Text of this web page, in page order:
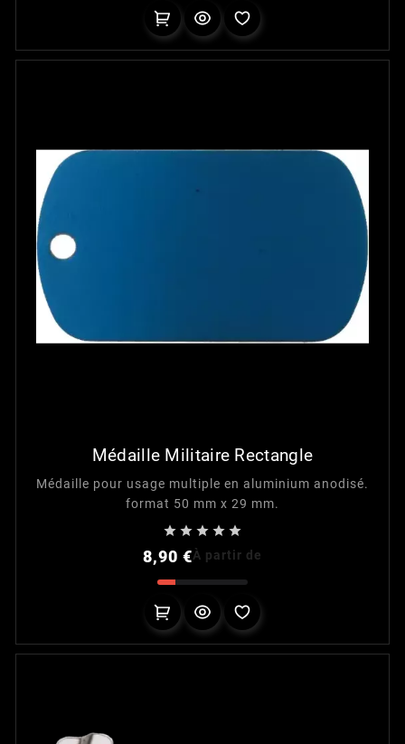
Médaille Militaire Rectangle
Médaille pour usage multiple en aluminium anodisé.
format 50 mm x 29 mm.
    
8,90 €À partir de